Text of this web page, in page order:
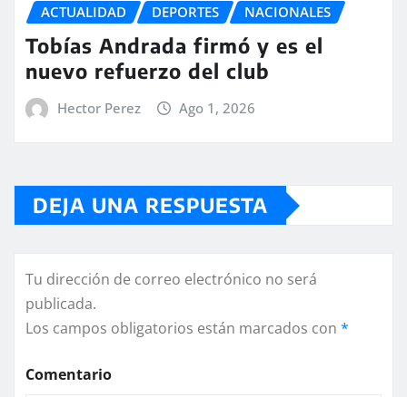
ACTUALIDAD DEPORTES NACIONALES
Tobías Andrada firmó y es el
nuevo refuerzo del club
Hector Perez Ago 1, 2026
DEJA UNA RESPUESTA
Tu dirección de correo electrónico no será
publicada.
Los campos obligatorios están marcados con *
Comentario